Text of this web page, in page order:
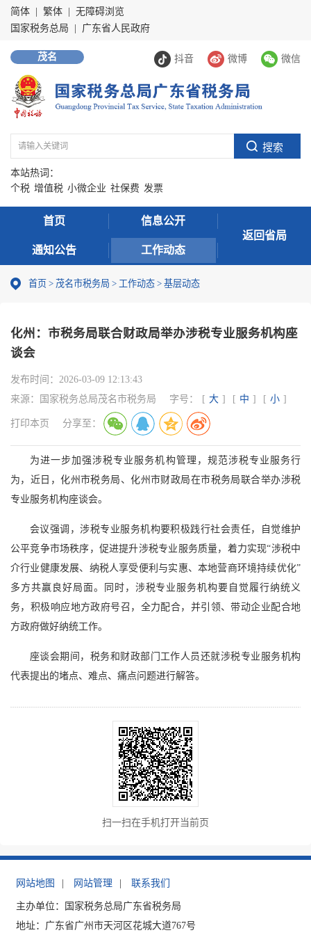
简体 繁体
无障碍浏览
国家税务总局
广东省人民政府
抖音 微博 微信
茂名
本站热词：
个税 增值税 小微企业 社保费 发票
首页 信息公开
通知公告 工作动态
返回省局
首页 > 茂名市税务局 > 工作动态 > 基层动态
化州：市税务局联合财政局举办涉税专业服务机构座
谈会
发布时间： 2026-03-09 12:13:43
来源：
国家税务总局茂名市税务局 字号： [ 大 ] [ 中 ] [ 小 ]
打印本页 分享至：
为进一步加强涉税专业服务机构管理，规范涉税专业服务行
为，近日，化州市税务局、化州市财政局在市税务局联合举办涉税
专业服务机构座谈会。
会议强调，涉税专业服务机构要积极践行社会责任，自觉维护
公平竞争市场秩序，促进提升涉税专业服务质量，着力实现“涉税中
介行业健康发展、纳税人享受便利与实惠、本地营商环境持续优化”
多方共赢良好局面。同时，涉税专业服务机构要自觉履行纳统义
务，积极响应地方政府号召，全力配合，并引领、带动企业配合地
方政府做好纳统工作。
座谈会期间，税务和财政部门工作人员还就涉税专业服务机构
代表提出的堵点、难点、痛点问题进行解答。
扫一扫在手机打开当前页
网站地图 网站管理 联系我们
主办单位：国家税务总局广东省税务局
地址：广东省广州市天河区花城大道767号